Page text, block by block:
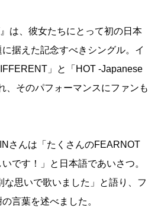
は、彼女たちにとって初の日本
据えた記念すべきシングル。イ
」と「HOT -Japanese
、そのパフォーマンスにファンも
さんは「たくさんのFEARNOT
です！」と日本語であいさつ。
な思いで歌いました」と語り、フ
言葉を述べました。